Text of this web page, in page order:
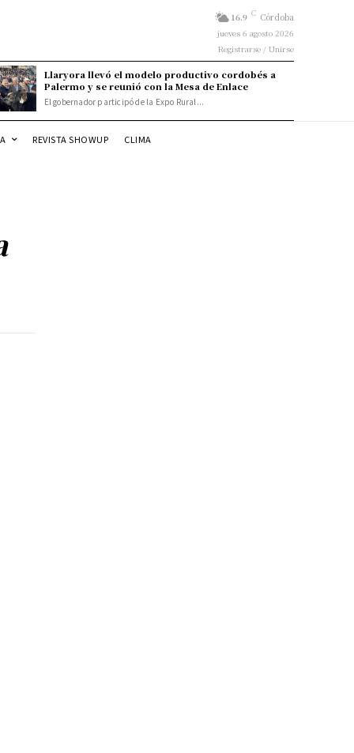
16.9 C Córdoba
jueves 6 agosto 2026
Registrarse / Unirse
Llaryora llevó el modelo productivo cordobés a
Palermo y se reunió con la Mesa de Enlace
El gobernador participó de la Expo Rural...
REVISTA SHOWUP CLIMA